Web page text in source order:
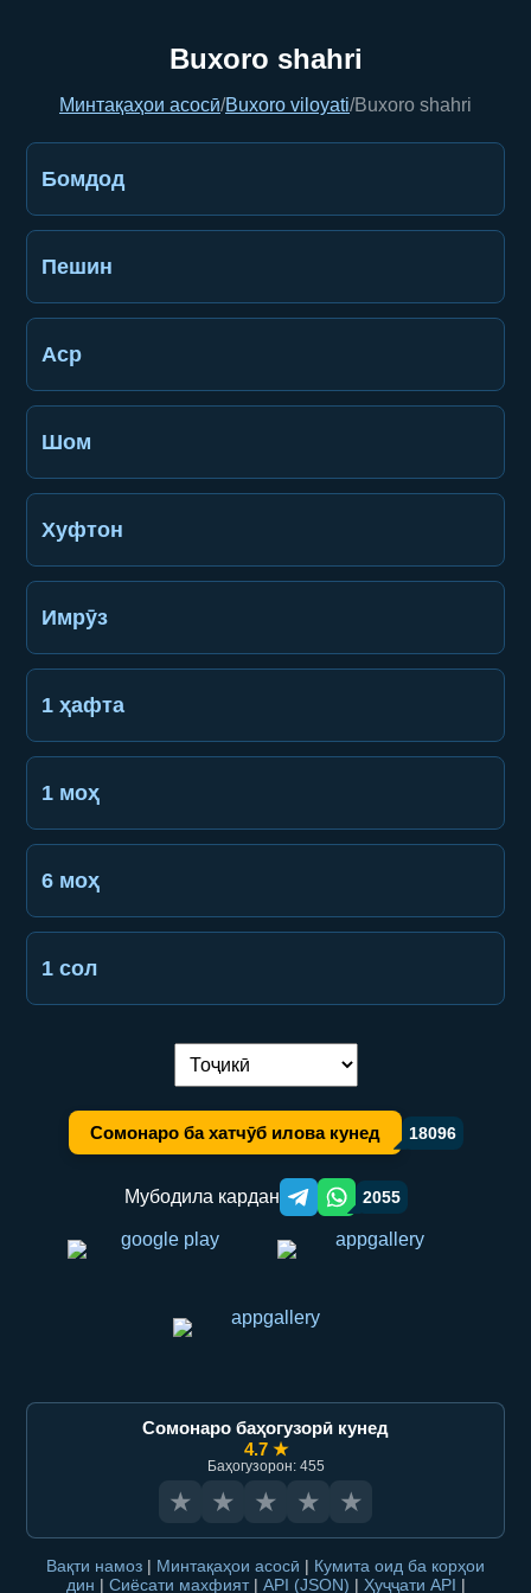
Buxoro shahri
Минтақаҳои асосӣ/Buxoro viloyati/Buxoro shahri
Бомдод
Пешин
Аср
Шом
Хуфтон
Имрӯз
1 ҳафта
1 моҳ
6 моҳ
1 сол
Иваз кардани забон:
Сомонаро ба хатчӯб илова кунед 18096
Мубодила кардан Telegram orqali ulashish
WhatsApp orqali ulashish
2055
Сомонаро баҳогузорӣ кунед
4.7 ★
Баҳогузорон: 455
★ ★ ★ ★ ★
Вақти намоз | Минтақаҳои асосӣ | Кумита оид ба корҳои
дин | Сиёсати махфият | API (JSON) | Ҳуҷҷати API |